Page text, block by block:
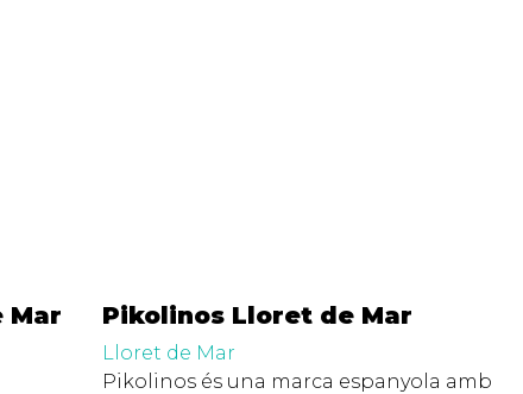
Mar Pikolinos Lloret de Mar
Lloret de Mar
Pikolinos és una marca espanyola amb